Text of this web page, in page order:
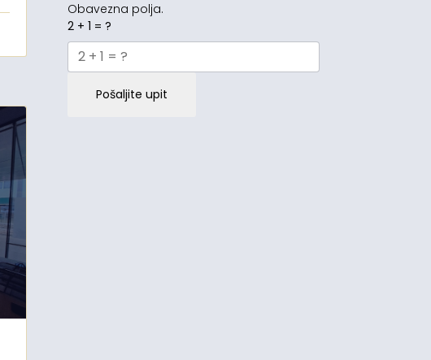
Obavezna polja.
2 + 1 = ?
Pošaljite upit